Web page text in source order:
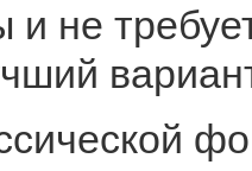
и не